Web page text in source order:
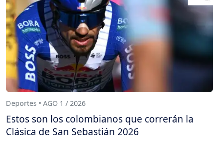
Deportes • AGO 1 / 2026
Estos son los colombianos que correrán la
Clásica de San Sebastián 2026